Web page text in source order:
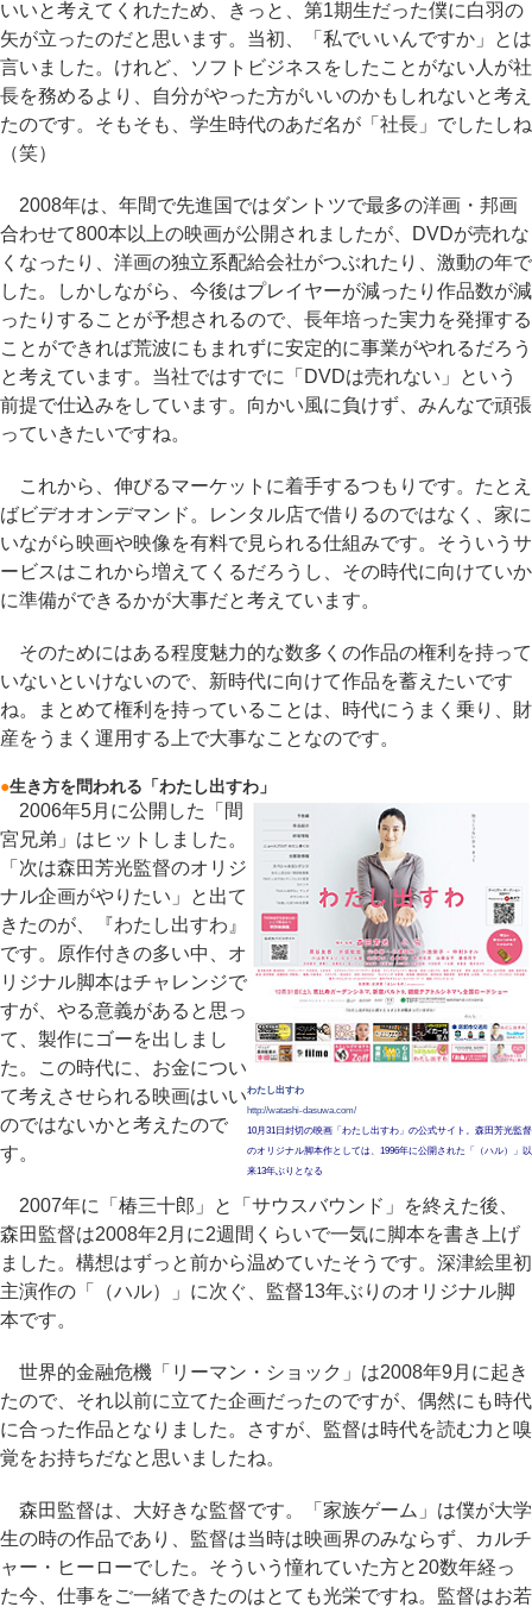
いいと考えてくれたため、きっと、第1期生だった僕に白羽の
矢が立ったのだと思います。当初、「私でいいんですか」とは
言いました。けれど、ソフトビジネスをしたことがない人が社
長を務めるより、自分がやった方がいいのかもしれないと考え
たのです。そもそも、学生時代のあだ名が「社長」でしたしね
（笑）
2008年は、年間で先進国ではダントツで最多の洋画・邦画
合わせて800本以上の映画が公開されましたが、DVDが売れな
くなったり、洋画の独立系配給会社がつぶれたり、激動の年で
した。しかしながら、今後はプレイヤーが減ったり作品数が減
ったりすることが予想されるので、長年培った実力を発揮する
ことができれば荒波にもまれずに安定的に事業がやれるだろう
と考えています。当社ではすでに「DVDは売れない」という
前提で仕込みをしています。向かい風に負けず、みんなで頑張
っていきたいですね。
これから、伸びるマーケットに着手するつもりです。たとえ
ばビデオオンデマンド。レンタル店で借りるのではなく、家に
いながら映画や映像を有料で見られる仕組みです。そういうサ
ービスはこれから増えてくるだろうし、その時代に向けていか
に準備ができるかが大事だと考えています。
そのためにはある程度魅力的な数多くの作品の権利を持って
いないといけないので、新時代に向けて作品を蓄えたいです
ね。まとめて権利を持っていることは、時代にうまく乗り、財
産をうまく運用する上で大事なことなのです。
●生き方を問われる「わたし出すわ」
わたし出すわ
http://watashi-dasuwa.com/
10月31日封切の映画「わたし出すわ」の公式サイト。森田芳光監督
のオリジナル脚本作としては、1996年に公開された「（ハル）」以
来13年ぶりとなる
2006年5月に公開した「間
宮兄弟」はヒットしました。
「次は森田芳光監督のオリジ
ナル企画がやりたい」と出て
きたのが、『わたし出すわ』
です。原作付きの多い中、オ
リジナル脚本はチャレンジで
すが、やる意義があると思っ
て、製作にゴーを出しまし
た。この時代に、お金につい
て考えさせられる映画はいい
のではないかと考えたので
す。
2007年に「椿三十郎」と「サウスバウンド」を終えた後、
森田監督は2008年2月に2週間くらいで一気に脚本を書き上げ
ました。構想はずっと前から温めていたそうです。深津絵里初
主演作の「（ハル）」に次ぐ、監督13年ぶりのオリジナル脚
本です。
世界的金融危機「リーマン・ショック」は2008年9月に起き
たので、それ以前に立てた企画だったのですが、偶然にも時代
に合った作品となりました。さすが、監督は時代を読む力と嗅
覚をお持ちだなと思いましたね。
森田監督は、大好きな監督です。「家族ゲーム」は僕が大学
生の時の作品であり、監督は当時は映画界のみならず、カルチ
ャー・ヒーローでした。そういう憧れていた方と20数年経っ
た今、仕事をご一緒できたのはとても光栄ですね。監督はお若